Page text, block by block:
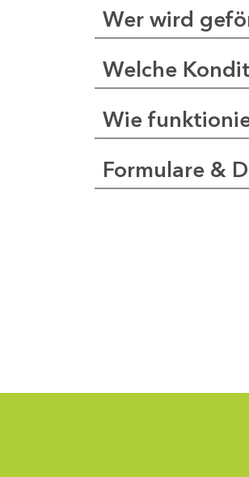
Wer wird
Welche
Wie
Formulare &